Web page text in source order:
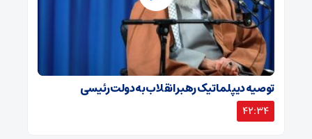
توصیه دیپلماتیک رهبر انقلاب به دولت رئیسی
42:34